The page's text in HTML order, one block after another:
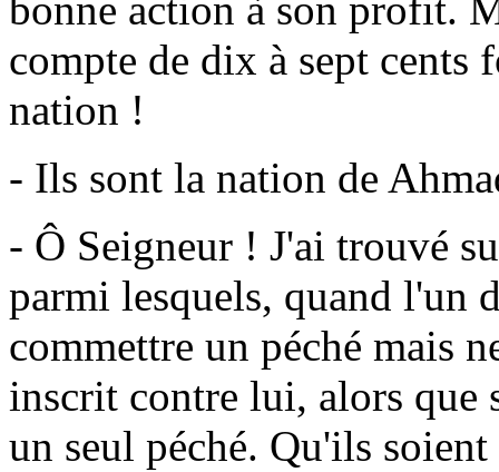
bonne action à son profit.
compte de dix à sept cents
nation !
- Ils sont la nation de
- Ô Seigneur ! J'ai trouvé
parmi lesquels, quand l'un
commettre un péché mais
inscrit contre lui, alors
un seul péché. Qu'ils